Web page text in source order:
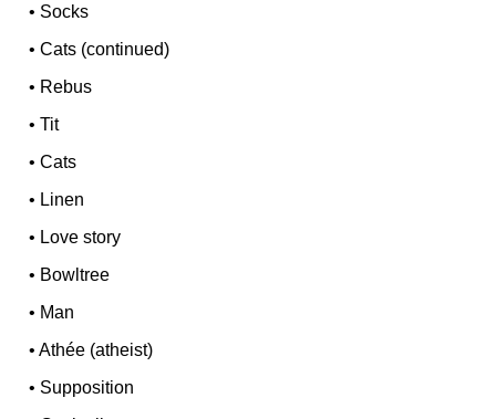
• Socks
•Cats (continued)
• Rebus
•Tit
•Cats
• Linen
• Love story
• Bowltree
• Man
•Athée (atheist)
• Supposition